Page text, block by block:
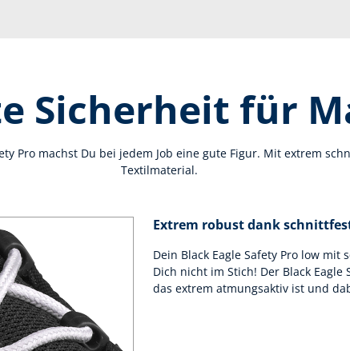
Sicherheit für
Pro machst Du bei jedem Job eine gute Figur. Mit extrem
Textilmaterial.
Extrem robust dank
Dein Black Eagle Safety Pro low
Dich nicht im Stich! Der Black
das extrem atmungsaktiv ist und